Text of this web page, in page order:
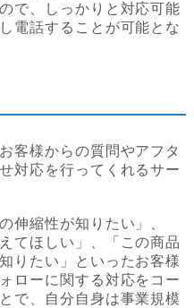
で、しっかりと対応可能
電話することが可能とな
客様からの質問やアフタ
対応を行ってくれるサー
伸縮性が知りたい」、
てほしい」、「この商品
りたい」といったお客様
ローに関する対応をコー
で、自分自身は事業規模